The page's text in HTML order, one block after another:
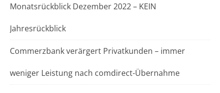
Monatsrückblick Dezember 2022 – KEIN
Jahresrückblick
Commerzbank verärgert Privatkunden – immer
weniger Leistung nach comdirect-Übernahme